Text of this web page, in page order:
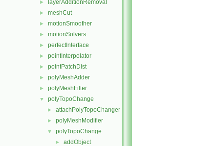
► layerAdditionRemoval
► meshCut
► motionSmoother
► motionSolvers
► perfectInterface
► pointInterpolator
► pointPatchDist
► polyMeshAdder
► polyMeshFilter
▼ polyTopoChange
► attachPolyTopoChanger
► polyMeshModifier
▼ polyTopoChange
► addObject